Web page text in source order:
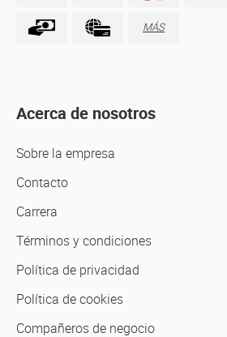
MÁS
Acerca de nosotros
Sobre la empresa
Contacto
Carrera
Términos y condiciones
Política de privacidad
Política de cookies
Compañeros de negocio